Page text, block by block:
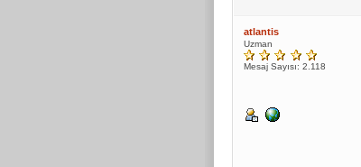
atlantis
Uzman
Mesaj Sayısı: 2.118